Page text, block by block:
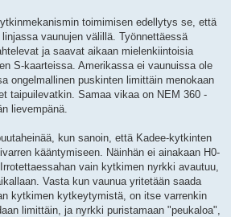
toimimisen edellytys se, että
vaunujen välillä. Työnnettäessä
ja saavat aikaan mielenkiintoisia
S-kaarteissa. Amerikassa ei vaunuissa ole
ongelmallinen puskinten limittäin menokaan
taipuilevatkin. Samaa vikaa on NEM 360 -
lievempänä.
kun sanoin, että Kadee-kytkinten
kääntymiseen. Näinhän ei ainakaan H0-
vain kytkimen nyrkki avautuu,
Vasta kun vaunua yritetään saada
kytkimen kytkeytymistä, on itse varrenkin
limittäin, ja nyrkki puristamaan "peukaloa",